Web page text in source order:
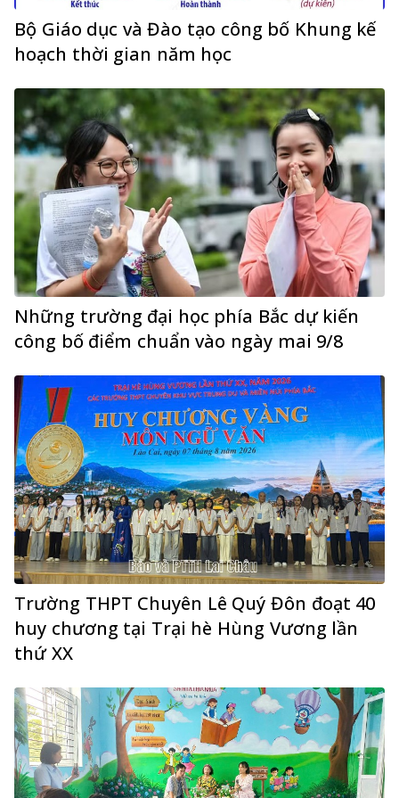
Bộ Giáo dục và Đào tạo công bố Khung kế
hoạch thời gian năm học
Những trường đại học phía Bắc dự kiến
công bố điểm chuẩn vào ngày mai 9/8
Trường THPT Chuyên Lê Quý Đôn đoạt 40
huy chương tại Trại hè Hùng Vương lần
thứ XX